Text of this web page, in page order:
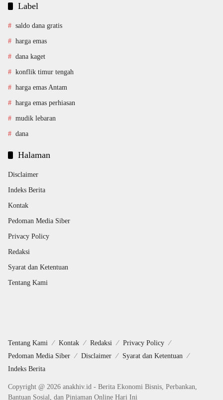
Label
saldo dana gratis
harga emas
dana kaget
konflik timur tengah
harga emas Antam
harga emas perhiasan
mudik lebaran
dana
Halaman
Disclaimer
Indeks Berita
Kontak
Pedoman Media Siber
Privacy Policy
Redaksi
Syarat dan Ketentuan
Tentang Kami
Tentang Kami Kontak Redaksi
Privacy Policy
Pedoman Media Siber
Disclaimer
Syarat dan Ketentuan
Indeks Berita
Copyright @ 2026 anakhiv.id - Berita Ekonomi Bisnis, Perbankan,
Bantuan Sosial, dan Pinjaman Online Hari Ini